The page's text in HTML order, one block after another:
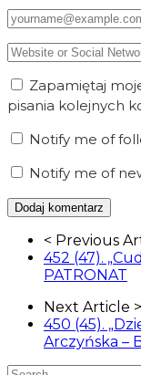
Zapamiętaj
pisania kolejnych
Notify me of
Notify me of
Article
Navigation
< Previous
452 (47).
PATRONAT
Next Article >
450 (45).
Arczyńska –